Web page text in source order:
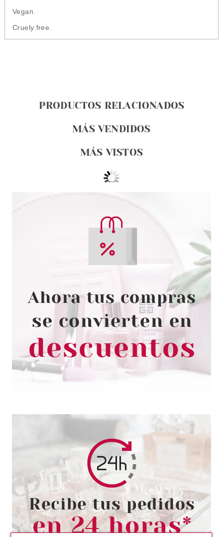
Vegan.
Cruely free.
PRODUCTOS RELACIONADOS
MÁS VENDIDOS
MÁS VISTOS
CATRICE
CATRICE DELINADOR OJOS
ULTRA PRECISION GEL EYE
20H WATERORPOOF 070
MAUVE
Pvr 2.49€
-18%
desde
2.05€
CATRICE
CATRICE SOMBRA DE OJOS
ABSOLUTE MONO 870 ON THE
TAUPE OF THE MATT EVEREST
Pvr 3.19€
desde